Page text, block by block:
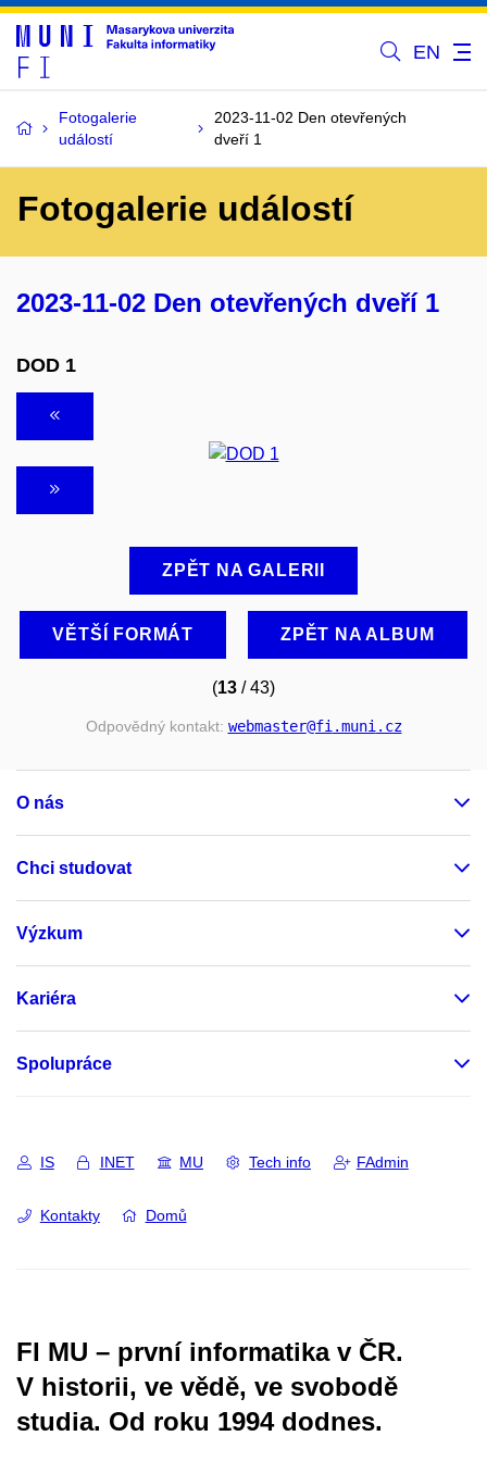
EN
Fotogalerie
událostí
2023-11-02 Den otevřených
dveří 1
Fotogalerie událostí
2023-11-02 Den otevřených dveří 1
DOD 1
ZPĚT NA GALERII
VĚTŠÍ FORMÁT ZPĚT NA ALBUM
(13 / 43)
Odpovědný kontakt: webmaster@fi.muni.cz
O nás
Chci studovat
Výzkum
Kariéra
Spolupráce
IS INET MU Tech info FAdmin
Kontakty Domů
FI MU – první informatika v ČR.
V historii, ve vědě, ve svobodě
studia. Od roku 1994 dodnes.